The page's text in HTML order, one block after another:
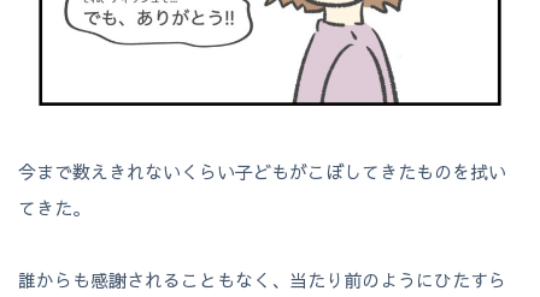
今まで数えきれないくらい子どもがこぼしてきたものを拭い
てきた。
誰からも感謝されることもなく、当たり前のようにひたすら